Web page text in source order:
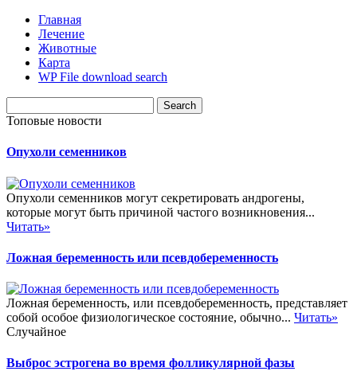
Главная
Лечение
Животные
Карта
WP File download search
Топовые новости
Опухоли семенников
Опухоли семенников могут секретировать андрогены,
которые могут быть причиной частого возникновения...
Читать»
Ложная беременность или псевдобеременность
Ложная беременность, или псевдобеременность, представляет
собой особое физиологическое состояние, обычно... Читать»
Случайное
Выброс эстрогена во время фолликулярной фазы